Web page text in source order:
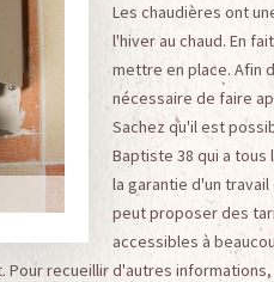
Les chaudières ont
l'hiver au chaud. En
mettre en place. Afin
nécessaire de faire
Sachez qu'il est
Baptiste 38 qui a
la garantie d'un
peut proposer des
accessibles à
recueillir d'autres